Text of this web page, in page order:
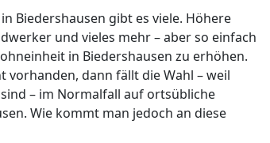
Biedershausen gibt es viele. Höhere
und vieles mehr – aber so einfach
in Biedershausen zu erhöhen.
dann fällt die Wahl – weil
– im Normalfall auf ortsübliche
Wie kommt man jedoch an diese